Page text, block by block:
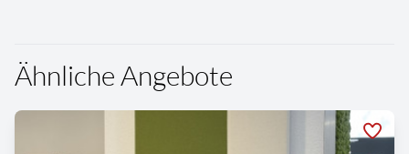
Ähnliche Angebote